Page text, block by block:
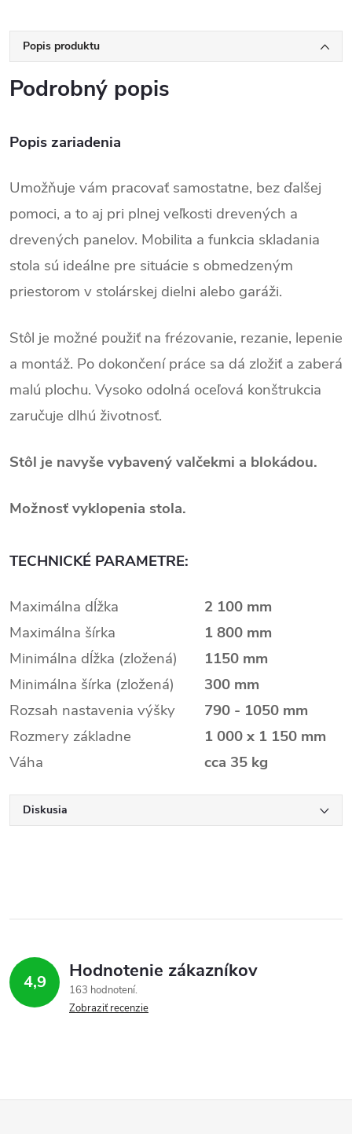
Popis produktu
Podrobný popis
Popis zariadenia
Umožňuje vám pracovať samostatne, bez ďalšej
pomoci, a to aj pri plnej veľkosti drevených a
drevených panelov. Mobilita a funkcia skladania
stola sú ideálne pre situácie s obmedzeným
priestorom v stolárskej dielni alebo garáži.
Stôl je možné použiť na frézovanie, rezanie, lepenie
a montáž. Po dokončení práce sa dá zložiť a zaberá
malú plochu. Vysoko odolná oceľová konštrukcia
zaručuje dlhú životnosť.
Stôl je navyše vybavený valčekmi a blokádou.
Možnosť vyklopenia stola.
TECHNICKÉ PARAMETRE:
Maximálna dĺžka
2 100 mm
Maximálna šírka
1 800 mm
Minimálna dĺžka (zložená)
1150 mm
Minimálna šírka (zložená)
300 mm
Rozsah nastavenia výšky
790 - 1050 mm
Rozmery základne
1 000 x 1 150 mm
Váha
cca 35 kg
Diskusia
4,9 Hodnotenie zákazníkov
163 hodnotení
Zobraziť recenzie